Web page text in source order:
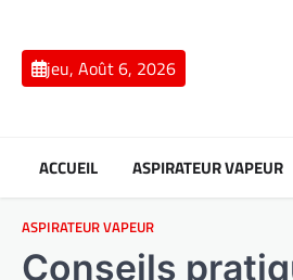
contentjeu, Août 6, 2026
ACCUEIL ASPIRATEUR VAPEUR
ASPIRATEUR VAPEUR
Conseils